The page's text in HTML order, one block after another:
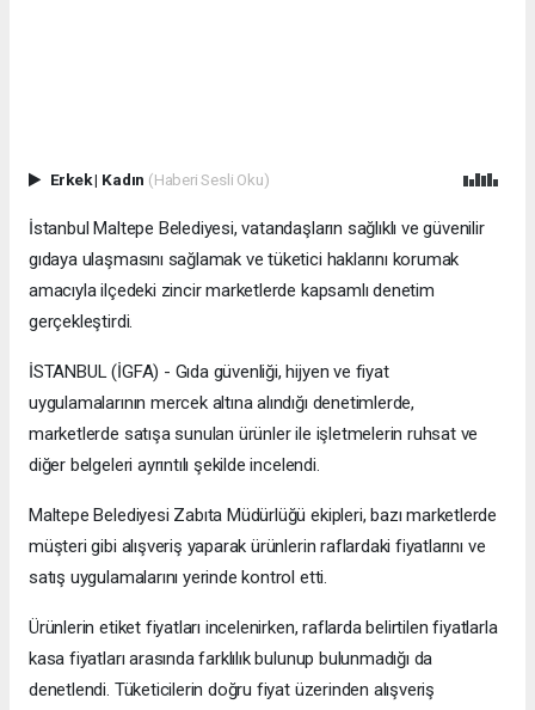
Erkek| Kadın (Haberi Sesli Oku)
İstanbul Maltepe Belediyesi, vatandaşların sağlıklı ve güvenilir
gıdaya ulaşmasını sağlamak ve tüketici haklarını korumak
amacıyla ilçedeki zincir marketlerde kapsamlı denetim
gerçekleştirdi.
İSTANBUL (İGFA) - Gıda güvenliği, hijyen ve fiyat
uygulamalarının mercek altına alındığı denetimlerde,
marketlerde satışa sunulan ürünler ile işletmelerin ruhsat ve
diğer belgeleri ayrıntılı şekilde incelendi.
Maltepe Belediyesi Zabıta Müdürlüğü ekipleri, bazı marketlerde
müşteri gibi alışveriş yaparak ürünlerin raflardaki fiyatlarını ve
satış uygulamalarını yerinde kontrol etti.
Ürünlerin etiket fiyatları incelenirken, raflarda belirtilen fiyatlarla
kasa fiyatları arasında farklılık bulunup bulunmadığı da
denetlendi. Tüketicilerin doğru fiyat üzerinden alışveriş